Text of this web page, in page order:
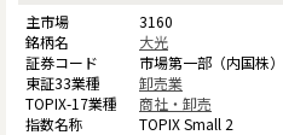
3160
大光
市場第一部（内国株）
卸売業
商社・卸売
TOPIX Small 2